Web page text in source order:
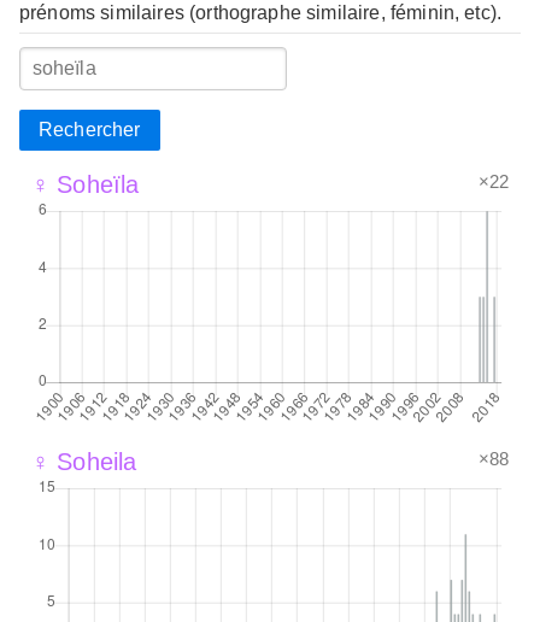
prénoms similaires (orthographe similaire, féminin, etc).
Rechercher
♀ Soheïla ×22
♀ Soheila ×88